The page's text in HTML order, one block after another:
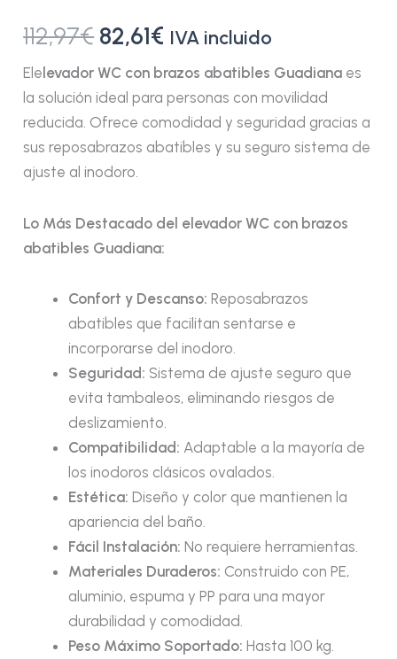
112,97€ 82,61€ IVA incluido
Elelevador WC con brazos abatibles Guadiana es
la solución ideal para personas con movilidad
reducida. Ofrece comodidad y seguridad gracias a
sus reposabrazos abatibles y su seguro sistema de
ajuste al inodoro.
Lo Más Destacado del elevador WC con brazos
abatibles Guadiana:
Confort y Descanso: Reposabrazos
abatibles que facilitan sentarse e
incorporarse del inodoro.
Seguridad: Sistema de ajuste seguro que
evita tambaleos, eliminando riesgos de
deslizamiento.
Compatibilidad: Adaptable a la mayoría de
los inodoros clásicos ovalados.
Estética: Diseño y color que mantienen la
apariencia del baño.
Fácil Instalación: No requiere herramientas.
Materiales Duraderos: Construido con PE,
aluminio, espuma y PP para una mayor
durabilidad y comodidad.
Peso Máximo Soportado: Hasta 100 kg.